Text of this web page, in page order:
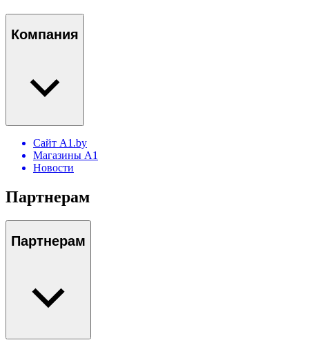
Компания
Сайт A1.by
Магазины А1
Новости
Партнерам
Партнерам